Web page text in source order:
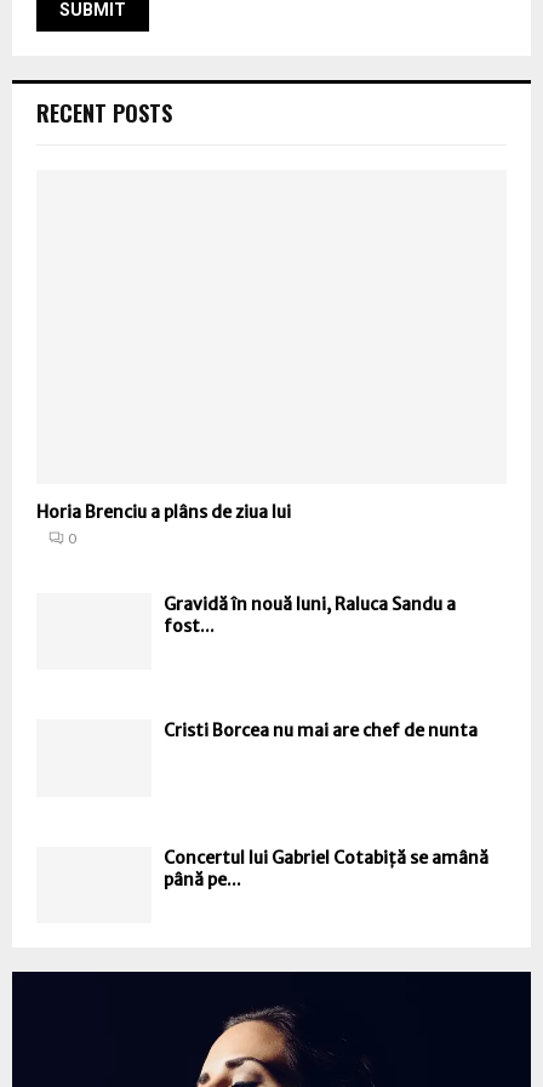
RECENT POSTS
Horia Brenciu a plâns de ziua lui
0
Gravidă în nouă luni, Raluca Sandu a
fost...
Cristi Borcea nu mai are chef de nunta
Concertul lui Gabriel Cotabiță se amână
până pe...